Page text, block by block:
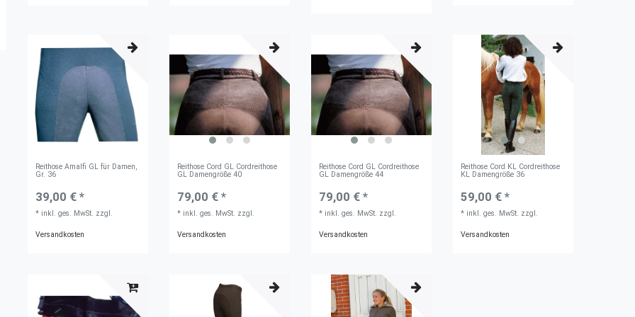
Reithose Amalfi GL für Damen,
Gr. 36
39,00 € *
* inkl. ges. MwSt. zzgl.
Versandkosten
Reithose Cord GL Cordreithose
GL Damengröße 40
79,00 € *
* inkl. ges. MwSt. zzgl.
Versandkosten
Reithose Cord GL Cordreithose
GL Damengröße 44
79,00 € *
* inkl. ges. MwSt. zzgl.
Versandkosten
Reithose Cord KL Cordreithose
KL Damengröße 36
59,00 € *
* inkl. ges. MwSt. zzgl.
Versandkosten